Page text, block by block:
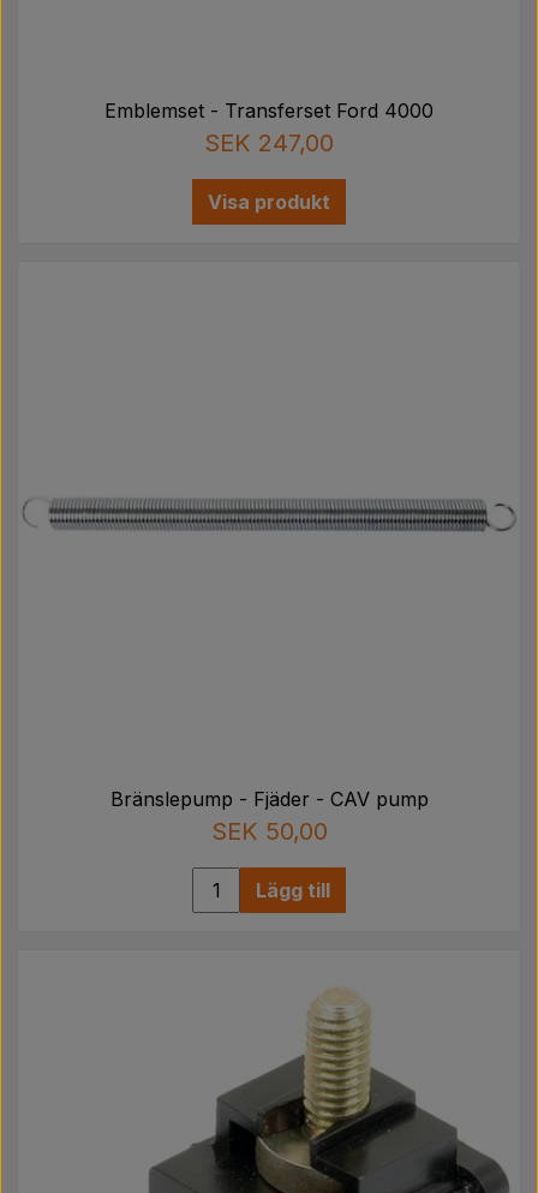
Emblemset - Transferset Ford 4000
SEK 247,00
Visa produkt
Bränslepump - Fjäder - CAV pump
SEK 50,00
Lägg till